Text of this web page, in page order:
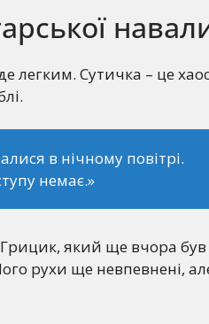
легким. Сутичка – це
в нічному повітрі.
немає.»
який ще вчора був
рухи ще невпевнені,